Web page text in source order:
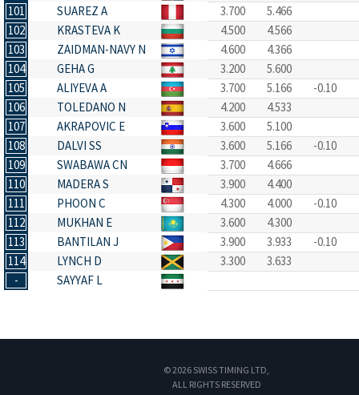
101
SUAREZ A 3.700
5.466
102
KRASTEVA K 4.500
4.566
103
ZAIDMAN-NAVY N 4.600
4.366
104
GEHA G 3.200
5.600
105
ALIYEVA A 3.700 5.166
-0.10
106
TOLEDANO N 4.200
4.533
107
AKRAPOVIC E 3.600
5.100
108
DALVI SS 3.600 5.166
-0.10
109
SWABAWA CN 3.700
4.666
110
MADERA S 3.900
4.400
111
PHOON C 4.300 4.000
-0.10
112
MUKHAN E 3.600
4.300
113
BANTILAN J 3.900 3.933
-0.10
114
LYNCH D 3.300
3.633
-
SAYYAF L
© 2026 SWISS TIMING LTD,
ALL RIGHTS RESERVED